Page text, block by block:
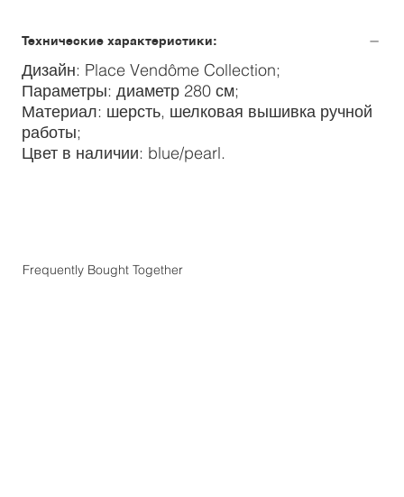
Технические характеристики:
Дизайн: Place Vendôme Collection;
Параметры: диаметр 280 см;
Материал: шерсть, шелковая вышивка ручной
работы;
Цвет в наличии: blue/pearl.
Frequently Bought Together